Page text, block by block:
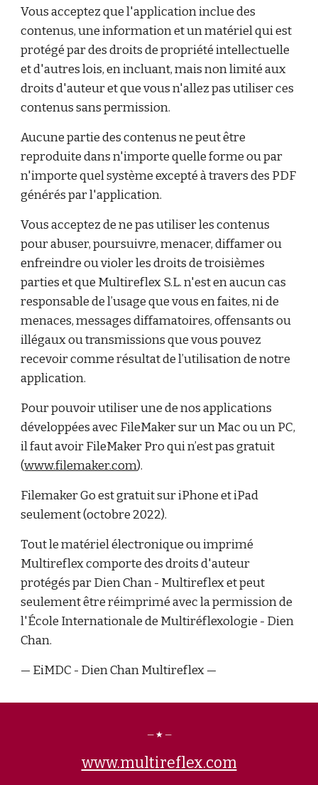
Vous acceptez que l'application inclue des
contenus, une information et un matériel qui est
protégé par des droits de propriété intellectuelle
et d'autres lois, en incluant, mais non limité aux
droits d'auteur et que vous n'allez pas utiliser ces
contenus sans permission.
Aucune partie des contenus ne peut être
reproduite dans n'importe quelle forme ou par
n'importe quel système excepté à travers des PDF
générés par l'application.
Vous acceptez de ne pas utiliser les contenus
pour abuser, poursuivre, menacer, diffamer ou
enfreindre ou violer les droits de troisièmes
parties et que Multireflex S.L. n'est en aucun cas
responsable de l’usage que vous en faites, ni de
menaces, messages diffamatoires, offensants ou
illégaux ou transmissions que vous pouvez
recevoir comme résultat de l’utilisation de notre
application.
Pour pouvoir utiliser une de nos applications
développées avec FileMaker sur un Mac ou un PC,
il faut avoir FileMaker Pro qui n’est pas gratuit
(www.filemaker.com).
Filemaker Go est gratuit sur iPhone et iPad
seulement (octobre 2022).
Tout le matériel électronique ou imprimé
Multireflex comporte des droits d'auteur
protégés par Dien Chan - Multireflex et peut
seulement être réimprimé avec la permission de
l'École Internationale de Multiréflexologie - Dien
Chan.
— EiMDC - Dien Chan Multireflex —
— ★ —
www.multireflex.com